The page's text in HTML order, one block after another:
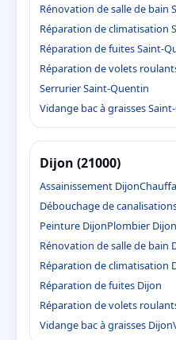
Rénovation de salle de bain
Réparation de climatisation
Réparation de fuites Saint-
Réparation de volets
Serrurier Saint-Quentin
Vidange bac à graisses
Dijon (21000)
Assainissement Dijon
Débouchage de
Peinture DijonPlombier Dijon
Rénovation de salle de bain
Réparation de climatisation
Réparation de fuites Dijon
Réparation de volets
Vidange bac à graisses Dijon